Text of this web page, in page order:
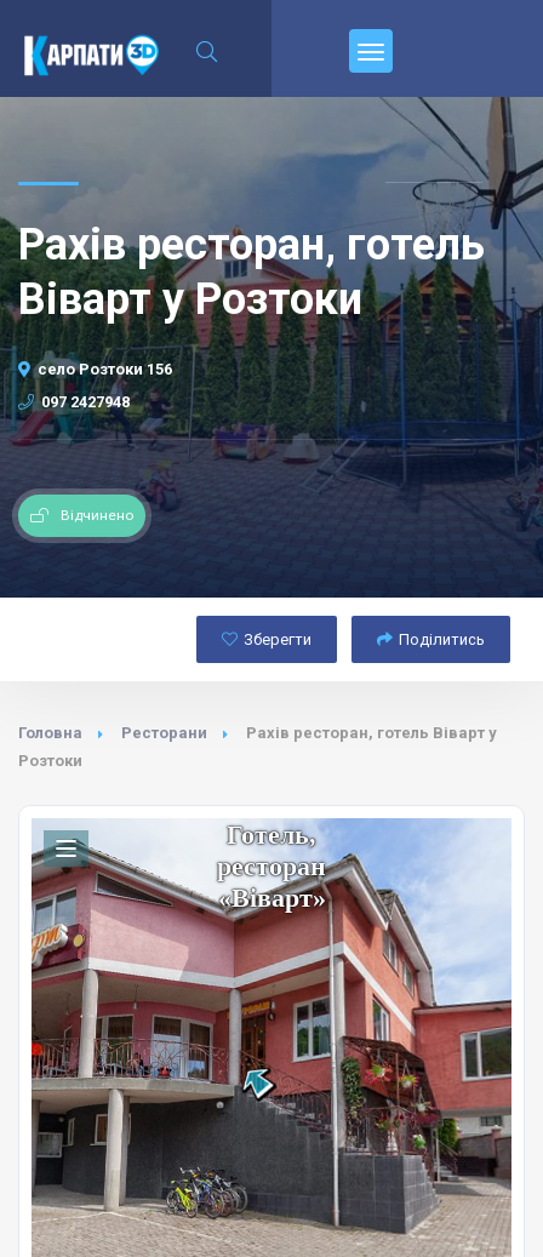
Рахів ресторан, готель
Віварт у Розтоки
село Розтоки 156
097 2427948
Відчинено
Зберегти Поділитись
Головна Ресторани
Рахів ресторан, готель Віварт у
Розтоки